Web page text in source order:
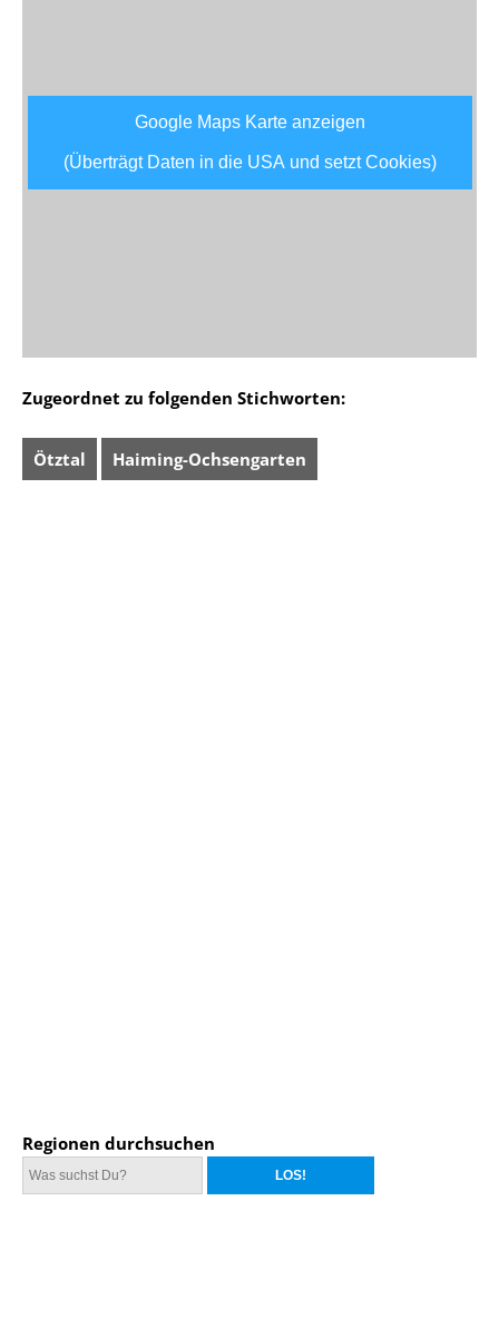
Google Maps Karte anzeigen
(Überträgt Daten in die USA und setzt Cookies)
Zugeordnet zu folgenden Stichworten:
Ötztal Haiming-Ochsengarten
Regionen durchsuchen